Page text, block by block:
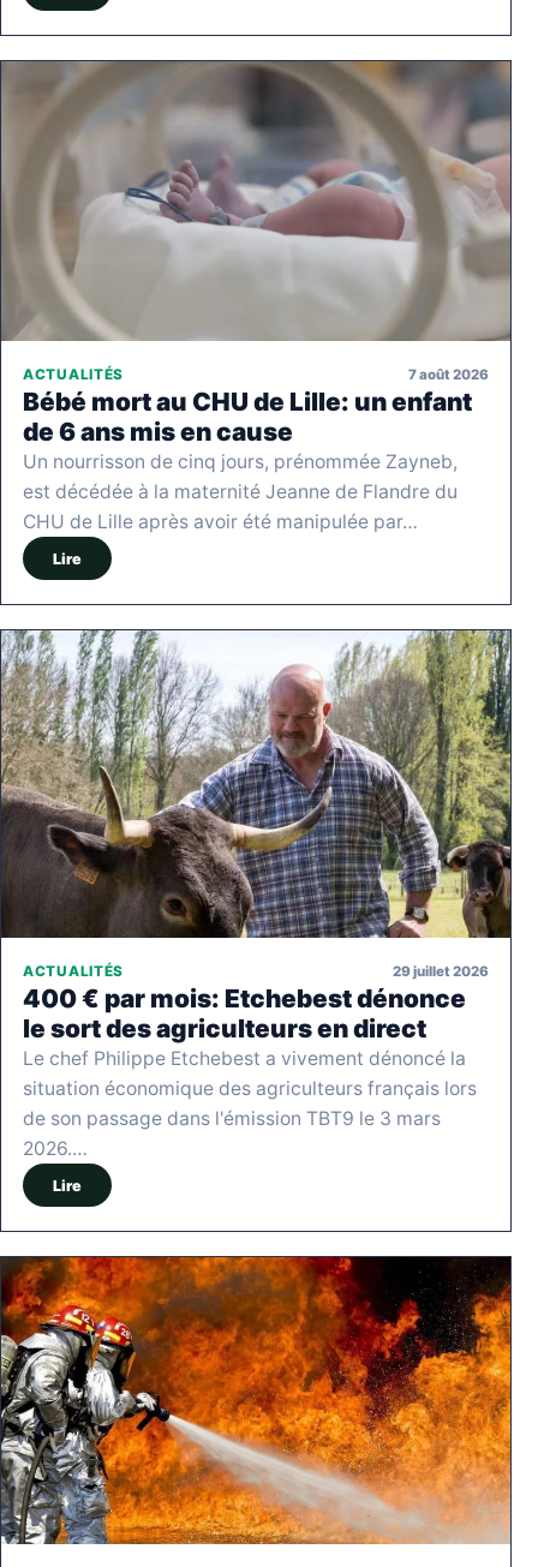
ACTUALITÉS 7 août 2026
Bébé mort au CHU de Lille: un enfant
de 6 ans mis en cause
Un nourrisson de cinq jours, prénommée Zayneb,
est décédée à la maternité Jeanne de Flandre du
CHU de Lille après avoir été manipulée par…
Lire
ACTUALITÉS 29 juillet 2026
400 € par mois: Etchebest dénonce
le sort des agriculteurs en direct
Le chef Philippe Etchebest a vivement dénoncé la
situation économique des agriculteurs français lors
de son passage dans l'émission TBT9 le 3 mars
2026.…
Lire